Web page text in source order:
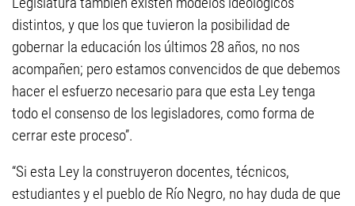
distintos, y que los que tuvieron la posibilidad de
gobernar la educación los últimos 28 años, no nos
acompañen; pero estamos convencidos de que debemos
hacer el esfuerzo necesario para que esta Ley tenga
todo el consenso de los legisladores, como forma de
cerrar este proceso”.
“Si esta Ley la construyeron docentes, técnicos,
estudiantes y el pueblo de Río Negro, no hay duda de que